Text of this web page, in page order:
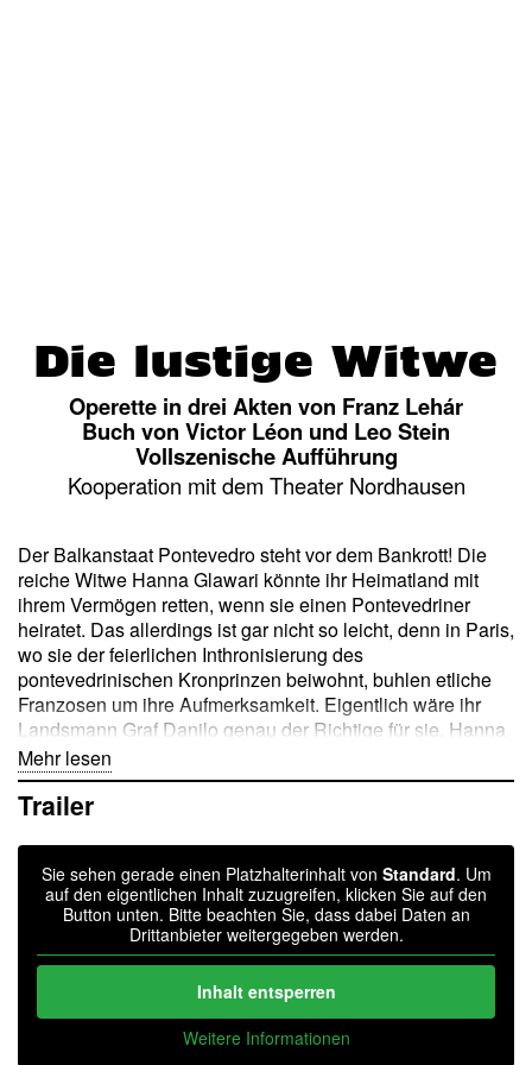
Die lustige Witwe
Operette in drei Akten von Franz Lehár
Buch von Victor Léon und Leo Stein
Vollszenische Aufführung
Kooperation mit dem Theater Nordhausen
Der Balkanstaat Pontevedro steht vor dem Bankrott! Die
reiche Witwe Hanna Glawari könnte ihr Heimatland mit
ihrem Vermögen retten, wenn sie einen Pontevedriner
heiratet. Das allerdings ist gar nicht so leicht, denn in Paris,
wo sie der feierlichen Inthronisierung des
pontevedrinischen Kronprinzen beiwohnt, buhlen etliche
Franzosen um ihre Aufmerksamkeit. Eigentlich wäre ihr
Landsmann Graf Danilo genau der Richtige für sie. Hanna
und Danilo waren früher schon einmal ein Paar, doch war
eine Hochzeit aus Standesgründen damals nicht möglich.
Nun ist der Lebemann zu stolz, um erneut um ihre Hand
Ohrwürmern – darunter das »Vilja-Lied«, »Heut geh ich ins
Maxim« oder das Walzer-Duett »Lippen schweigen« –
finden die beiden schließlich doch wieder zueinander.
»Die lustige Witwe« war für den noch jungen Franz Lehár
ein einzigartiger Erfolg. Das Geheimrezept des
Komponisten: Er schuf für die »Witwe« neben
wunderschöner Musik Menschen aus Fleisch und Blut, die
bis heute nichts von ihrer Anziehungskraft eingebüßt
Mehr lesen
Trailer
Sie sehen gerade einen Platzhalterinhalt von Standard. Um
auf den eigentlichen Inhalt zuzugreifen, klicken Sie auf den
Button unten. Bitte beachten Sie, dass dabei Daten an
Drittanbieter weitergegeben werden.
Inhalt entsperren
Weitere Informationen